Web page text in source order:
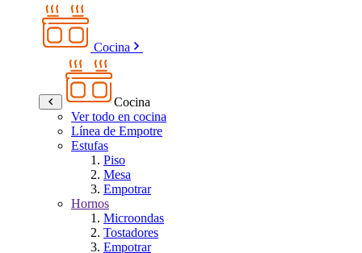
Cocina
Cocina
Ver todo en cocina
Línea de Empotre
Estufas
Piso
Mesa
Empotrar
Hornos
Microondas
Tostadores
Empotrar